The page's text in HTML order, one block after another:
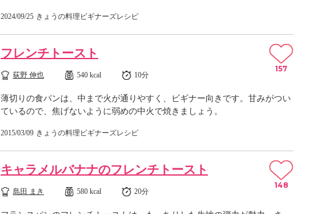
2024/09/25 きょうの料理ビギナーズレシピ
フレンチトースト
荻野 伸也 540 kcal 10分
薄切りの食パンは、中まで火が通りやすく、ビギナー向きです。甘みがつい
ているので、焦げないように弱めの中火で焼きましょう。
2015/03/09 きょうの料理ビギナーズレシピ
157
キャラメルバナナのフレンチトースト
島田 まき 580 kcal 20分
148